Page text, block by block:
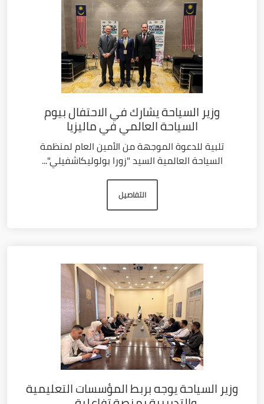
وزير السياحة يشارك في الاحتفال بيوم
السياحة العالمي في ماليزيا
تلبية للدعوة الموجهة من الأمين العام لمنظمة
السياحة العالمية السيد "زورا بولوليكاشفيلي"...
التفاصيل
وزير السياحة يوجه بربط المؤسسات التعليمية